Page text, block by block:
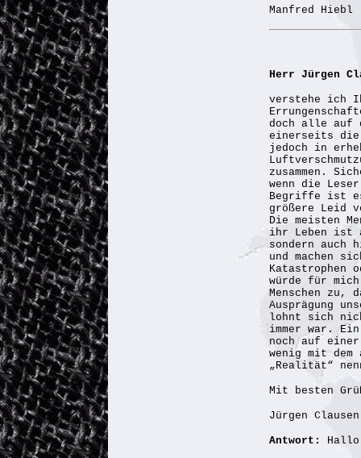
Manfred Hiebl
Herr Jürgen
verstehe ich
doch alle auf
einerseits
jedoch in
zusammen.
wenn die
Begriffe ist
größere Leid
Die meisten
ihr Leben ist
sondern
und machen
Katastrophen
würde für
Menschen
Ausprägung
lohnt sich
immer war.
noch auf einer
wenig mit dem
„Realität“
Mit besten
Jürgen Clausen
Antwort: